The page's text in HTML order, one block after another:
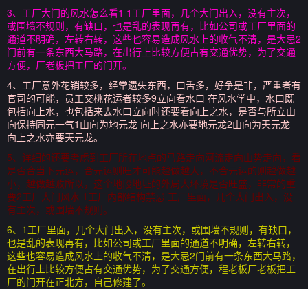
3、工厂大门的风水怎么看1 1工厂里面，几个大门出入，没有主次，
或围墙不规则，有缺口，也是乱的表现再有，比如公司或工厂里面的
通道不明确，左转右转，这些也容易造成风水上的收气不清，是大忌2
门前有一条东西大马路，在出行上比较方便占有交通优势，为了交通
方便，厂老板把工厂的门开。
4、工厂意外花销较多，经常遗失东西，口舌多，好争是非，严重者有
官司的可能，员工交桃花运者较多9立向看水口 在风水学中，水口既
包括向上水，也包括来去水口立向时还要看向上之水，是否与所立山
向保持同元一气1山向为地元龙 向上之水亦要地元龙2山向为天元龙
向上之水亦要天元龙。
5、详细的还要考虑到工厂所在地点的马路走向河流走向山势走向，看
是否合当下元运，合元运则旺才可能越做越大，不合元运的则越做越
小，越做越败所以，这个地段地址的外局大环境是否旺盛，非常的重
要2工厂大门风水 1工厂内部结构禁忌 工厂里面，几个大门出入，没
有主次，或围墙不规则。
6、1工厂里面，几个大门出入，没有主次，或围墙不规则，有缺口，
也是乱的表现再有，比如公司或工厂里面的通道不明确，左转右转，
这些也容易造成风水上的收气不清，是大忌2门前有一条东西大马路，
在出行上比较方便占有交通优势，为了交通方便，程老板厂老板把工
厂的门开在正北方，自己修建了。